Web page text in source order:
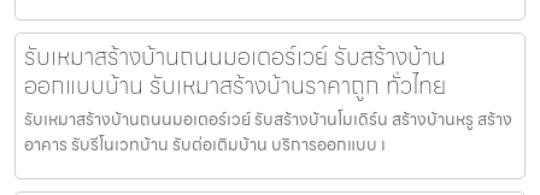
รับเหมาสร้างบ้านถนนมอเตอร์เวย์ รับสร้างบ้าน
ออกแบบบ้าน รับเหมาสร้างบ้านราคาถูก ทั่วไทย
รับเหมาสร้างบ้านถนนมอเตอร์เวย์ รับสร้างบ้านโมเดิร์น สร้างบ้านหรู สร้าง
อาคาร รับรีโนเวทบ้าน รับต่อเติมบ้าน บริการออกแบบ เ